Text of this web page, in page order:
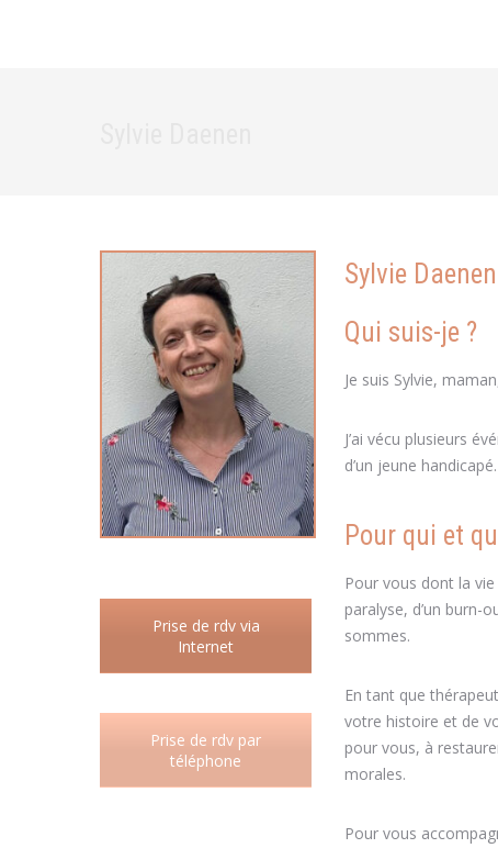
Prise de rdv via
Internet
Prise de rdv par
téléphone
Sylvie Daenen
Qui suis-je ?
Je suis Sylvie,
J’ai vécu plusieurs
d’un jeune handicapé.
Pour qui et
Pour vous dont la vie
paralyse, d’un burn-
sommes.
En tant que
votre histoire et de
pour vous, à
morales.
Pour vous